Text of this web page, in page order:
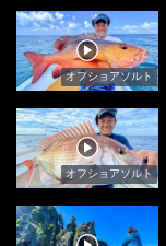
オフショアソルト
オフショアソルト